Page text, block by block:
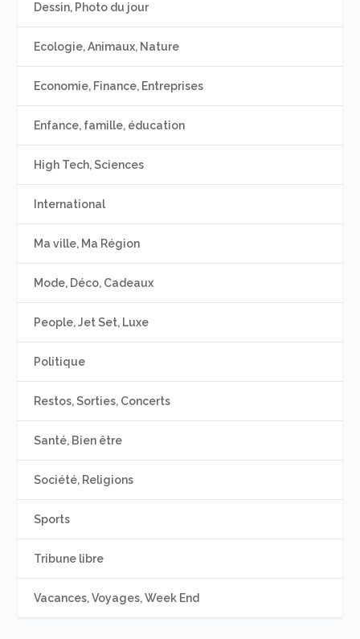
Dessin, Photo du jour
Ecologie, Animaux, Nature
Economie, Finance, Entreprises
Enfance, famille, éducation
High Tech, Sciences
International
Ma ville, Ma Région
Mode, Déco, Cadeaux
People, Jet Set, Luxe
Politique
Restos, Sorties, Concerts
Santé, Bien être
Société, Religions
Sports
Tribune libre
Vacances, Voyages, Week End